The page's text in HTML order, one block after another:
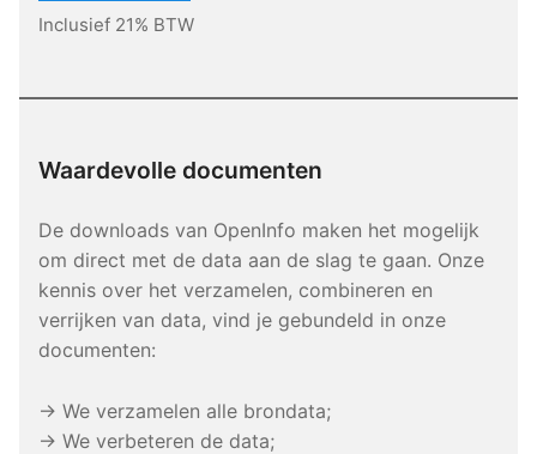
Inclusief 21% BTW
Waardevolle documenten
De downloads van OpenInfo maken het mogelijk
om direct met de data aan de slag te gaan. Onze
kennis over het verzamelen, combineren en
verrijken van data, vind je gebundeld in onze
documenten:
→ We verzamelen alle brondata;
→ We verbeteren de data;